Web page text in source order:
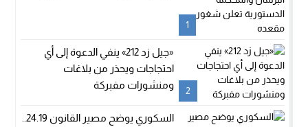
1
2
«جيل زد 212» ينفي الدعوة إلى أي
احتجاجات ويحذر من بلاغات
ومنشورات مفبركة
السكوري يوضح مصير القانون 24.19..